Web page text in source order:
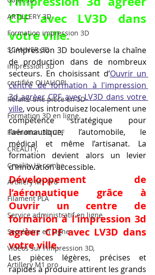
ARTILLERY 3D
Formation impression 3D
SCANNER 3D
impression 3D
certifiée QUALIOPI
Refaire une piece en 3D
Formation 3D en ligne.
Formation 3D CPF
CREALITY,
Creality Hi combo
Artillery M1 Pro
Filament PLA
Service administratif en ligne
Secrétaire en Ligne
Vidéos sur l'impression 3D,
Artillery M1 pro
CPF avec LV3D dans
votre ville.
L’impression 3D bouleverse la chaîne
de production dans de nombreux
secteurs. En choisissant d’Ouvrir un
centre de formation à l'impression
3d agrèer CPF avec LV3D dans votre
ville, vous introduisez localement une
compétence stratégique pour
l’aéronautique, l’automobile, le
médical et même l’artisanat. La
formation devient alors un levier
d’innovation accessible.
Développement de
l’aéronautique grâce à
Ouvrir un centre de
formarion à l'impression 3d
agrèer CPF avec LV3D dans
votre ville.
Les pièces légères, précises et
rapides à produire attirent les grands